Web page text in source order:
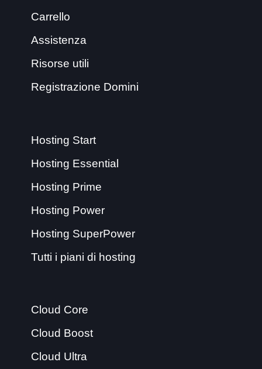
Carrello
Assistenza
Risorse utili
Registrazione Domini
Hosting Start
Hosting Essential
Hosting Prime
Hosting Power
Hosting SuperPower
Tutti i piani di hosting
Cloud Core
Cloud Boost
Cloud Ultra